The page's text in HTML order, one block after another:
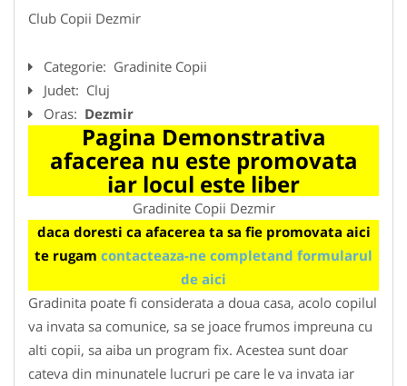
Club Copii Dezmir
Categorie: Gradinite Copii
Judet: Cluj
Oras: Dezmir
Pagina Demonstrativa
afacerea nu este promovata
iar locul este liber
Gradinite Copii Dezmir
daca doresti ca afacerea ta sa fie promovata aici
te rugam contacteaza-ne completand formularul
de aici
Gradinita poate fi considerata a doua casa, acolo copilul
va invata sa comunice, sa se joace frumos impreuna cu
alti copii, sa aiba un program fix. Acestea sunt doar
cateva din minunatele lucruri pe care le va invata iar